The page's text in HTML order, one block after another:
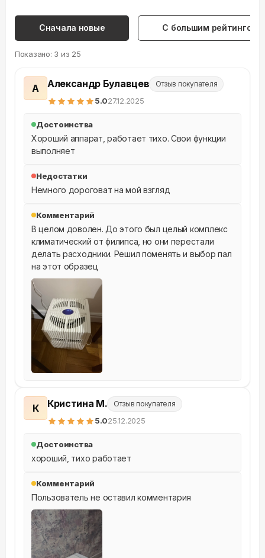
Сначала новые С большим рейтингом
Показано: 3 из 25
А Александр Булавцев Отзыв покупателя
5.027.12.2025
Достоинства
Хороший аппарат, работает тихо. Свои функции
выполняет
Недостатки
Немного дороговат на мой взгляд
Комментарий
В целом доволен. До этого был целый комплекс
климатический от филипса, но они перестали
делать расходники. Решил поменять и выбор пал
на этот образец
К Кристина М. Отзыв покупателя
5.025.12.2025
Достоинства
хороший, тихо работает
Комментарий
Пользователь не оставил комментария